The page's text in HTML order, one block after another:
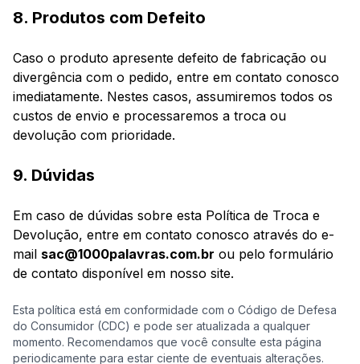
8. Produtos com Defeito
Caso o produto apresente defeito de fabricação ou
divergência com o pedido, entre em contato conosco
imediatamente. Nestes casos, assumiremos todos os
custos de envio e processaremos a troca ou
devolução com prioridade.
9. Dúvidas
Em caso de dúvidas sobre esta Política de Troca e
Devolução, entre em contato conosco através do e-
mail sac@1000palavras.com.br ou pelo formulário
de contato disponível em nosso site.
Esta política está em conformidade com o Código de Defesa
do Consumidor (CDC) e pode ser atualizada a qualquer
momento. Recomendamos que você consulte esta página
periodicamente para estar ciente de eventuais alterações.